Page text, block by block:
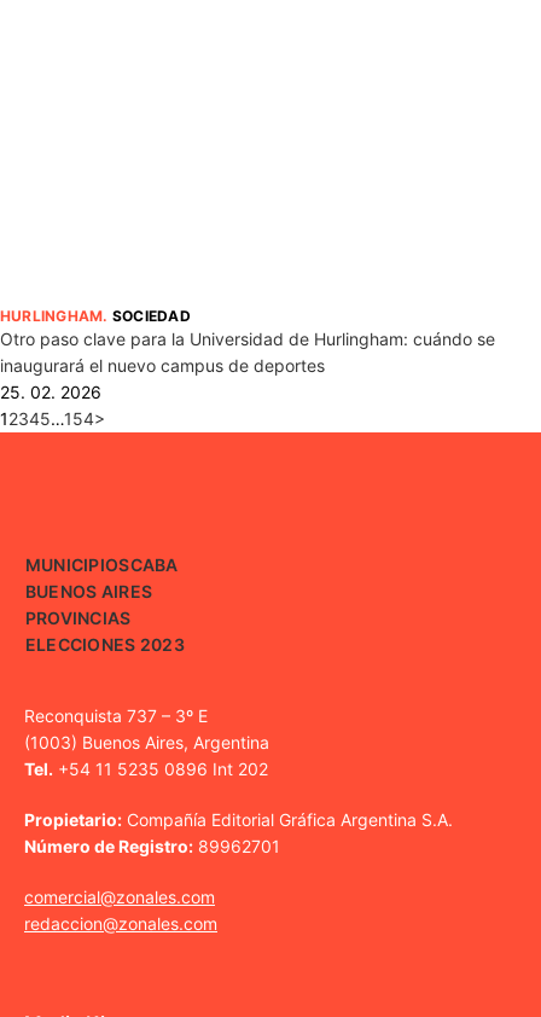
HURLINGHAM. SOCIEDAD
Otro paso clave para la Universidad de Hurlingham: cuándo se
inaugurará el nuevo campus de deportes
25. 02. 2026
12345…154>
MUNICIPIOSCABA
BUENOS AIRES
PROVINCIAS
ELECCIONES 2023
Reconquista 737 – 3º E
(1003) Buenos Aires, Argentina
Tel. +54 11 5235 0896 Int 202
Propietario: Compañía Editorial Gráfica Argentina S.A.
Número de Registro: 89962701
comercial@zonales.com
redaccion@zonales.com